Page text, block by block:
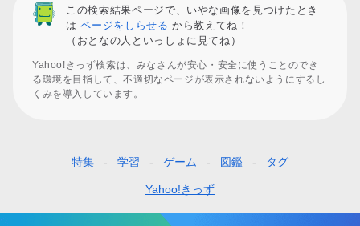
この検索結果ページで、いやな画像を見つけたとき
はページをしらせる から教えてね！
（おとなの人といっしょに見てね）
Yahoo!きっず検索は、みなさんが安心・安全に使うことのでき
る環境を目指して、不適切なページが表示されないようにするし
くみを導入しています。
タ
特集 学習 ゲーム 図鑑 タグ
Yahoo!きっず